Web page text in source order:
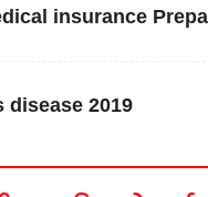
insurance
disease 2019